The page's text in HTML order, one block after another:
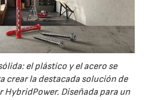
el plástico y el acero se
crear la destacada solución de
HybridPower. Diseñada para un